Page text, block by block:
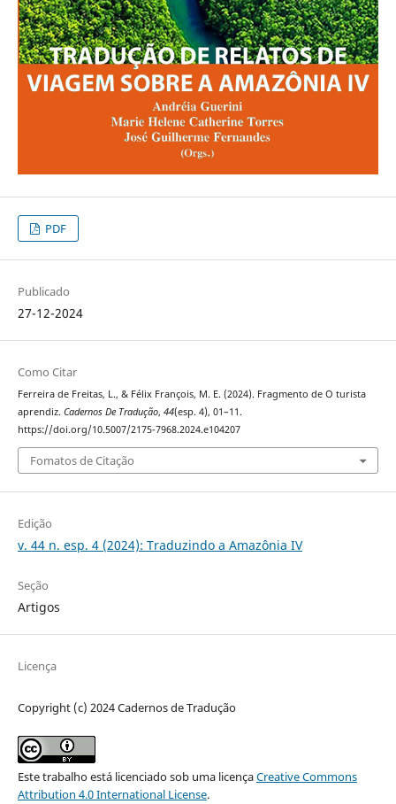
PDF
Publicado
27-12-2024
Como Citar
Ferreira de Freitas, L., & Félix François, M. E. (2024). Fragmento de O turista
aprendiz. Cadernos De Tradução, 44(esp. 4), 01–11.
https://doi.org/10.5007/2175-7968.2024.e104207
Fomatos de Citação
Edição
v. 44 n. esp. 4 (2024): Traduzindo a Amazônia IV
Seção
Artigos
Licença
Copyright (c) 2024 Cadernos de Tradução
Este trabalho está licenciado sob uma licençaCreative Commons
Attribution 4.0 International License.